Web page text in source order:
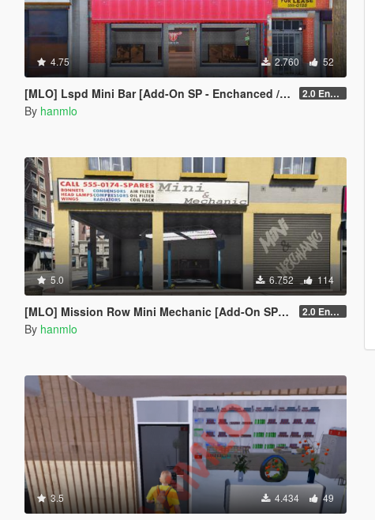
4.75 2.760 52
[MLO] Lspd Mini Bar [Add-On SP - Enchanced / FiveM] 2.0 Enchanced
By hanmlo
5.0 6.752 114
[MLO] Mission Row Mini Mechanic [Add-On SP - Enhanced / FiveM] 2.0 Enhanced
By hanmlo
3.5 4.434 49